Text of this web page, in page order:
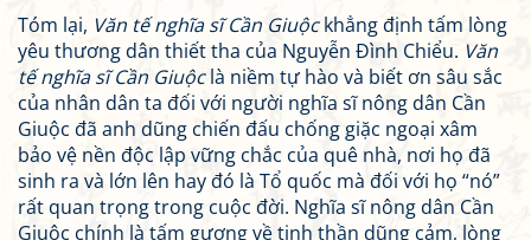
Tóm lại, Văn tế nghĩa sĩ Cần Giuộckhẳng định tấm lòng
yêu thương dân thiết tha của Nguyễn Đình Chiểu. Văn
tế nghĩa sĩ Cần Giuộclà niềm tự hào và biết ơn sâu sắc
của nhân dân ta đối với người nghĩa sĩ nông dân Cần
Giuộc đã anh dũng chiến đấu chống giặc ngoại xâm
bảo vệ nền độc lập vững chắc của quê nhà, nơi họ đã
sinh ra và lớn lên hay đó là Tổ quốc mà đối với họ “nó”
rất quan trọng trong cuộc đời. Nghĩa sĩ nông dân Cần
Giuộc chính là tấm gương về tinh thần dũng cảm, lòng